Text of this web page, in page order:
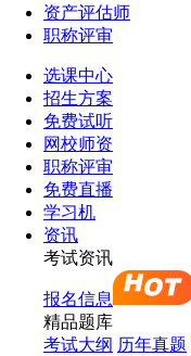
资产评估师
职称评审
选课中心
招生方案
免费试听
网校师资
职称评审
免费直播
学习机
资讯
考试资讯
报名信息
精品题库
考试大纲 历年真题